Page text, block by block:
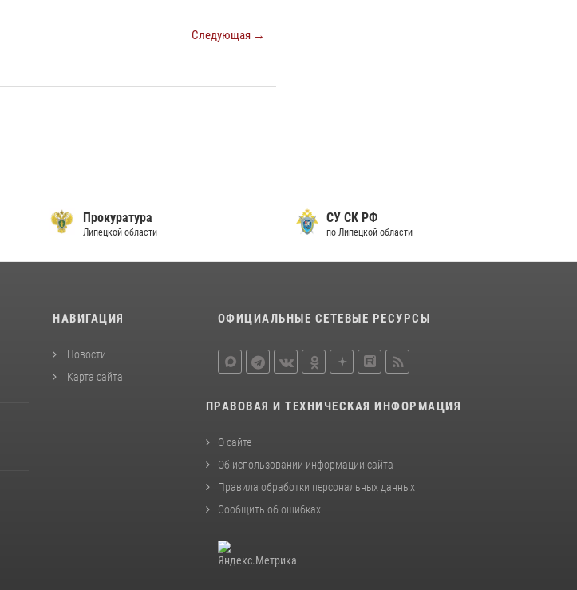
Следующая →
Росгвардия обеспечила безопасность липчан
во время празднования Дня города и Дня
время фестиваля бардов в Липецке
Прокуратура
Липецкой области
СУ СК РФ
по Липецкой области
НАВИГАЦИЯ
Новости
Карта сайта
ОФИЦИАЛЬНЫЕ СЕТЕВЫЕ РЕСУРСЫ
ПРАВОВАЯ И ТЕХНИЧЕСКАЯ ИНФОРМАЦИЯ
О сайте
Об использовании информации сайта
Правила обработки персональных данных
Сообщить об ошибках